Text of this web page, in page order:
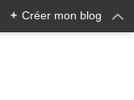
+ Créer mon blog